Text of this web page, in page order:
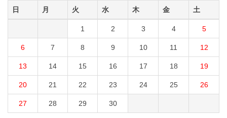
日 月 火 水 木 金 土
1 2 3 4 5
6 7 8 9 10 11 12
13 14 15 16 17 18 19
20 21 22 23 24 25 26
27 28 29 30